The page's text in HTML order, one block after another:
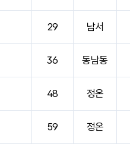
29 남서
36 동남동
48 정온
59 정온